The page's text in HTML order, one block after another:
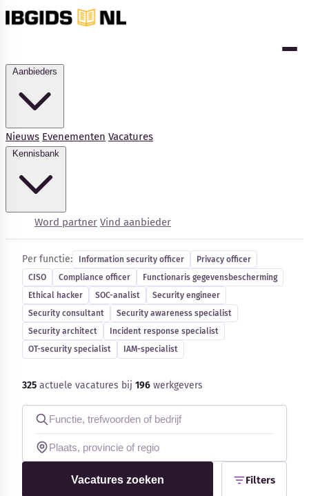
Nieuws Evenementen Vacatures
Word partner Vind aanbieder
Kennisbank
Blog
Bedrijfsupdates
Externe bronnen
Woordenboek
Auteurs
Cybersecurity-vacatures
Per functie: Information security officer
Privacy officer
CISO
Compliance officer
Functionaris gegevensbescherming
Ethical hacker
SOC-analist
Security engineer
Security consultant
Security awareness specialist
Security architect
Incident response specialist
OT-security specialist
IAM-specialist
325 actuele vacatures bij 196 werkgevers
Vacatures zoeken Filters